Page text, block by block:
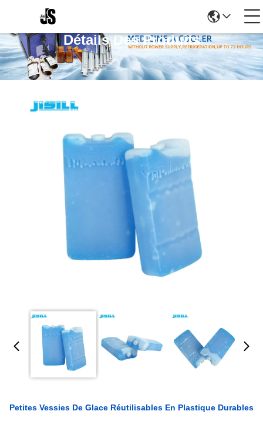
Détails Des Produits
Petites Vessies De Glace Réutilisables En Plastique Durables